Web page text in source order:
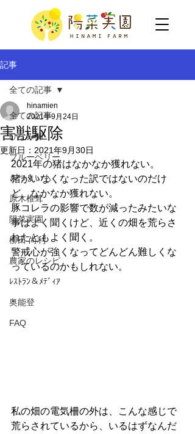
記事
全ての記事
ひなみ柿
ブルーベリー
さつまいも
原木椎茸
陽菜実園
柳田 尚利
農家のレシピ
ﾚｽﾄﾗﾝ＆ﾒﾃﾞｨｱ
奥能登
FAQ
全ての記事
害獣駆除
hinamien
2021年9月24日
更新日： 2021年9月30日
2021年の猪はなかなか獲れない。
猪がいなくなった訳ではないのだけ
ど、なかなか獲れない。
豚コレラの影響で数が減ったみたいな
事はよく聞くけど、近くの畑を荒らさ
れたともよく聞く。
警戒心が強くなってどんどん難しくな
っているのかもしれない。
私の畑の電気柵の外は、こんな感じで
荒らされているから、いるはずなんだ